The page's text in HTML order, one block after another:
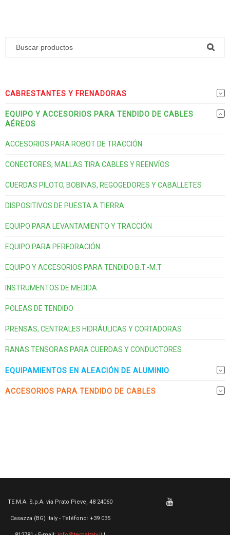
CABRESTANTES Y FRENADORAS
EQUIPO Y ACCESORIOS PARA TENDIDO DE CABLES
AÉREOS
ACCESORIOS PARA ROBOT DE TRACCIÓN
CONECTORES, MALLAS TIRA CABLES Y REENVÍOS
CUERDAS PILOTO, BOBINAS, REGOGEDORES Y CABALLETES
DISPOSITIVOS DE PUESTA A TIERRA
EQUIPO PARA LEVANTAMIENTO Y TRACCIÓN
EQUIPO PARA PERFORACIÓN
EQUIPO Y ACCESORIOS PARA TENDIDO B.T.-M.T
INSTRUMENTOS DE MEDIDA
POLEAS DE TENDIDO
PRENSAS, CENTRALES HIDRÁULICAS Y CORTADORAS
RANAS TENSORAS PARA CUERDAS Y CONDUCTORES
EQUIPAMIENTOS EN ALEACIÓN DE ALUMINIO
ACCESORIOS PARA TENDIDO DE CABLES
TE.M.A. S.p.A. via Prato Pieve, 48 24060
Casazza (BG) Italy - Teléfono: +39 035